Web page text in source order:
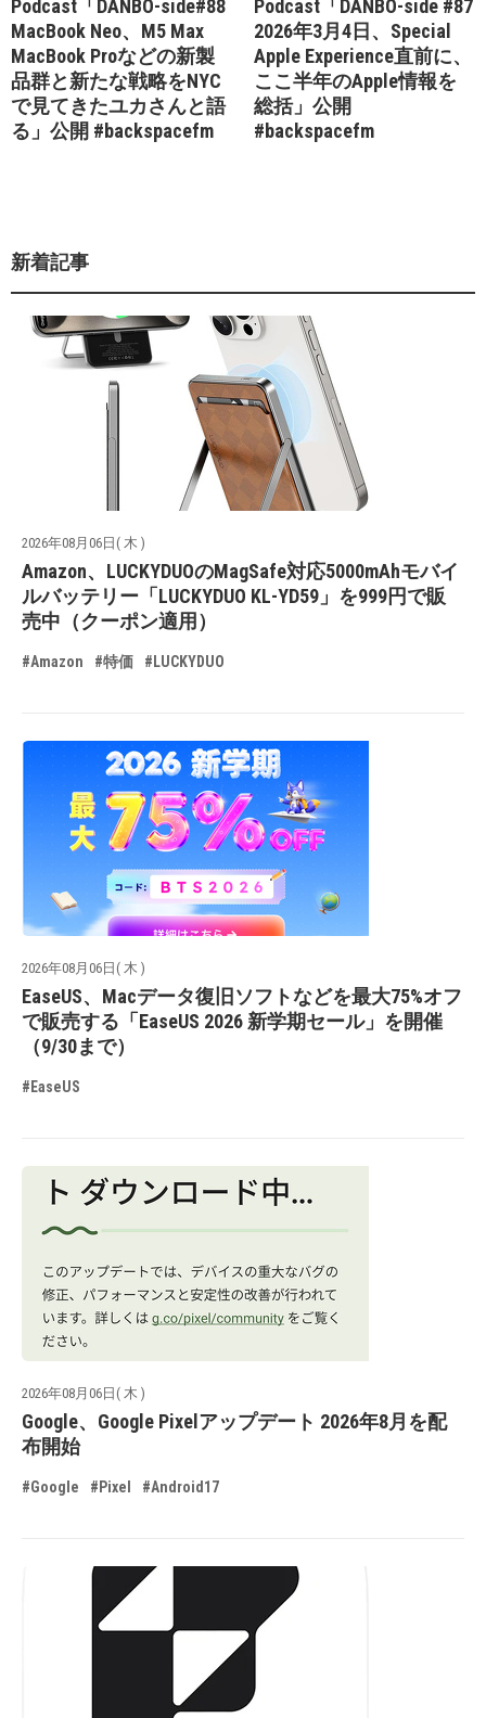
Podcast「DANBO-side#88
MacBook Neo、M5 Max
MacBook Proなどの新製
品群と新たな戦略をNYC
で見てきたユカさんと語
る」公開 #backspacefm
Podcast「DANBO-side #87
2026年3月4日、Special
Apple Experience直前に、
ここ半年のApple情報を
総括」公開
#backspacefm
新着記事
2026年08月06日( 木 )
Amazon、LUCKYDUOのMagSafe対応5000mAhモバイ
ルバッテリー「LUCKYDUO KL-YD59」を999円で販
売中（クーポン適用）
#Amazon #特価 #LUCKYDUO
2026年08月06日( 木 )
EaseUS、Macデータ復旧ソフトなどを最大75%オフ
で販売する「EaseUS 2026 新学期セール」を開催
（9/30まで）
#EaseUS
2026年08月06日( 木 )
Google、Google Pixelアップデート 2026年8月を配
布開始
#Google #Pixel #Android17